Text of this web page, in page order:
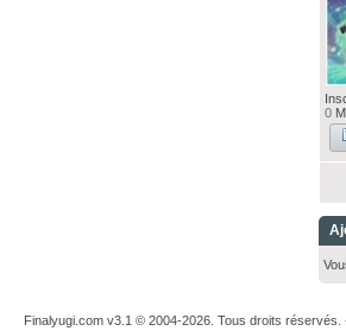
0
Finalyugi.com v3.1 © 2004-2026. Tous droits réservés.